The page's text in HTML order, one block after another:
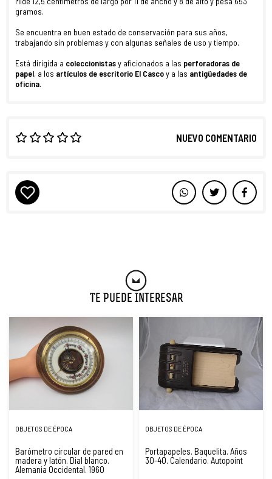
gramos.
Se encuentra en buen estado de conservación para sus años,
trabajando sin problemas y con algunas señales de uso y tiempo.
Está dirigida a coleccionistasy aficionados a las perforadoras de
papel, a los artículos de escritorio El Cascoy a las antigüedades de
oficina.
NUEVO COMENTARIO
Te Puede Interesar
OBJETOS DE ÉPOCA
Barómetro circular de pared en
madera y latón. Dial blanco.
Alemania Occidental. 1960
OBJETOS DE ÉPOCA
Portapapeles. Baquelita. Años
30-40. Calendario. Autopoint